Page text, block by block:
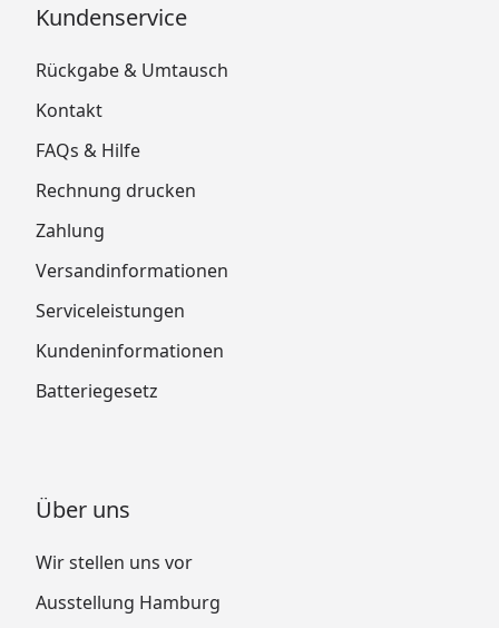
Kundenservice
Rückgabe & Umtausch
Kontakt
FAQs & Hilfe
Rechnung drucken
Zahlung
Versandinformationen
Serviceleistungen
Kundeninformationen
Batteriegesetz
Über uns
Wir stellen uns vor
Ausstellung Hamburg